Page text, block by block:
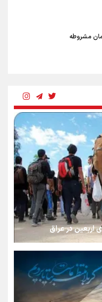
مشروطه
را شیفته کرد
استخوان، یک نسل، یک توهم!
شنیدن صدای رئیس‌جمهوری
اشک